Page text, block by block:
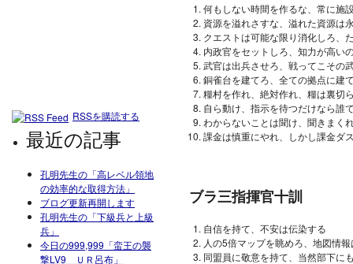
RSSを購読する
最近の記事
孔明先生の「高レベル領地
の効率的な取得方法」
ブログ更新再開します
孔明先生の「下級兵と上級
兵」
今日の999,999「蛮王の襲
撃LV9 ＵＲ呂布」
何もしない時間を作るな、常に施
資源を溢れさすな、溢れた資源は
クエストは可能な限り消化しろ、
内政官をセットしろ、知力が高い
武官は出兵させろ、戦ってこその
銅雀台を建てろ、全ての拠点に建
糧村を作れ、絶対作れ、糧は裏切
自ら動け、指示を待つだけなら誰
わからないことは聞け、聞きまく
課金は慎重にやれ、しかし課金ダ
ブラ三指揮官十訓
自信を持て、不安は伝染する
人の5倍マップを眺めろ、地図情
同盟員に敬意を持て、当然部下に